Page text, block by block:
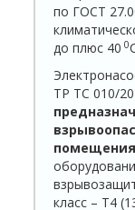
по ГОСТ
до плюс 40 0
ТР ТС 010/
класс – Т4